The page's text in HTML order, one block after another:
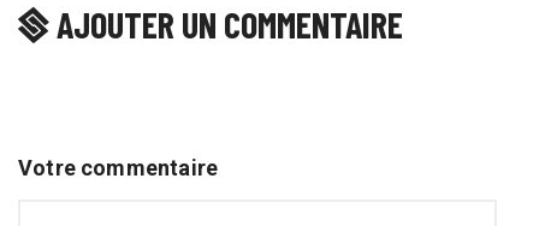
AJOUTER UN COMMENTAIRE
Votre commentaire